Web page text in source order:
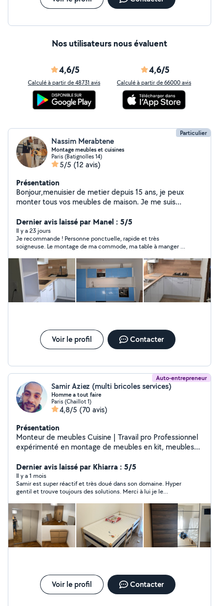
Nos utilisateurs nous évaluent
4,6/5
Calculé à partir de 48731 avis
4,6/5
Calculé à partir de 66000 avis
Particulier
Nassim Merabtene
Montage meubles et cuisines
Paris (Batignolles 14)
5/5 (12 avis)
Présentation
Bonjour,menuisier de metier depuis 15 ans, je peux
monter tous vos meubles de maison. Je me suis
cuisine Equipee J'effectue l'installation ou le
remplacement de tout type de robinet, colonnes de
douches, evier.... Je dispose de tout le materiel
necessaire pour les installations Je me deplace en île de
France. A votre écoute pour le prix qui vous convient A
votre service
Dernier avis laissé par Manel : 5/5
Il y a 23 jours
Je recommande ! Personne ponctuelle, rapide et très
soigneuse. Le montage de ma commode, ma table à manger et
de qualité.
Voir le profil Contacter
Auto-entrepreneur
Samir Aziez (multi bricoles services)
Homme a tout faire
Paris (Chaillot 1)
4,8/5 (70 avis)
Présentation
Monteur de meubles Cuisine | Travail pro Professionnel
expérimenté en montage de meubles en kit, meubles
Travail soigné, rapide et sérieux. Fixation murale, pose
plan de travail et petit bricolage. Paris & Île-de-France
Réponse rapide devis clair Avis clients excellents
Dernier avis laissé par Khiarra : 5/5
Il y a 1 mois
Samir est super réactif et très doué dans son domaine. Hyper
gentil et trouve toujours des solutions. Merci à lui je le
Voir le profil Contacter